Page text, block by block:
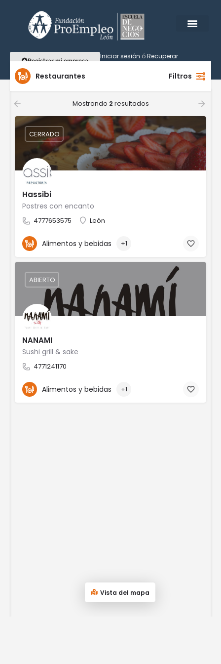
Registrar mi empresa
Iniciar sesión óRecuperar
Restaurantes Filtros
Mostrando 2 resultados
Hassibi
Postres con encanto
4777653575 León
CERRADO
Alimentos y bebidas +1
NANAMI
Sushi grill & sake
4771241170
ABIERTO
Alimentos y bebidas +1
Vista del mapa